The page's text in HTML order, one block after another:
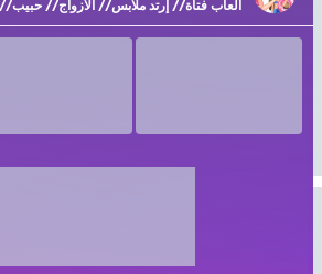
ألعاب فتاة إرتد ملابس الأزواج حبيب